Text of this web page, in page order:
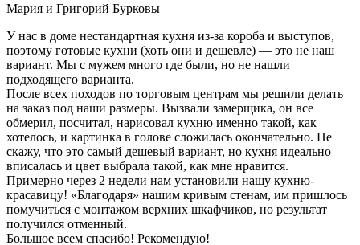
Мария и Григорий Бурковы
У нас в доме нестандартная кухня из-за короба и выступов,
поэтому готовые кухни (хоть они и дешевле) — это не наш
вариант. Мы с мужем много где были, но не нашли
подходящего варианта.
После всех походов по торговым центрам мы решили делать
на заказ под наши размеры. Вызвали замерщика, он все
обмерил, посчитал, нарисовал кухню именно такой, как
хотелось, и картинка в голове сложилась окончательно. Не
скажу, что это самый дешевый вариант, но кухня идеально
вписалась и цвет выбрала такой, как мне нравится.
Примерно через 2 недели нам установили нашу кухню-
красавицу! «Благодаря» нашим кривым стенам, им пришлось
помучиться с монтажом верхних шкафчиков, но результат
получился отменный.
Большое всем спасибо! Рекомендую!